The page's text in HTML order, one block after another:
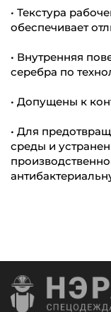
• Текстура
обеспечивает
• Внутренняя
серебра по
• Допущены к
• Для
среды и